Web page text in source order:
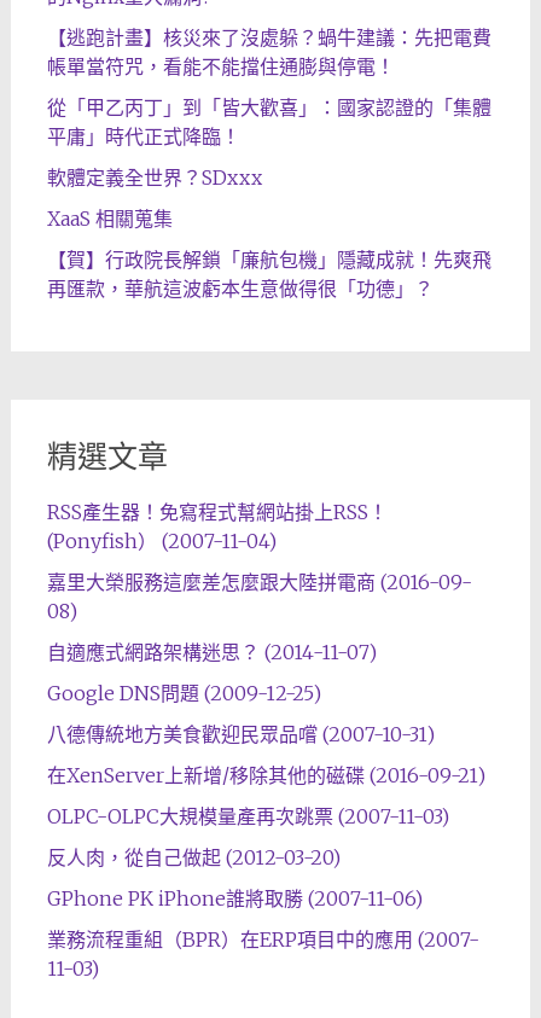
【逃跑計畫】核災來了沒處躲？蝸牛建議：先把電費
帳單當符咒，看能不能擋住通膨與停電！
從「甲乙丙丁」到「皆大歡喜」：國家認證的「集體
平庸」時代正式降臨！
軟體定義全世界？SDxxx
XaaS 相關蒐集
【賀】行政院長解鎖「廉航包機」隱藏成就！先爽飛
再匯款，華航這波虧本生意做得很「功德」？
精選文章
RSS產生器！免寫程式幫網站掛上RSS！
(Ponyfish） (2007-11-04)
嘉里大榮服務這麼差怎麼跟大陸拼電商 (2016-09-
08)
自適應式網路架構迷思？ (2014-11-07)
Google DNS問題 (2009-12-25)
八德傳統地方美食歡迎民眾品嚐 (2007-10-31)
在XenServer上新增/移除其他的磁碟 (2016-09-21)
OLPC-OLPC大規模量產再次跳票 (2007-11-03)
反人肉，從自己做起 (2012-03-20)
GPhone PK iPhone誰將取勝 (2007-11-06)
業務流程重組（BPR）在ERP項目中的應用 (2007-
11-03)